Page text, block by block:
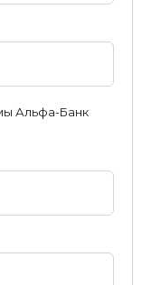
Альфа-Банк